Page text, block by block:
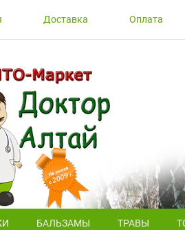
Доставка Оплата
БАЛЬЗАМЫ ТРАВЫ